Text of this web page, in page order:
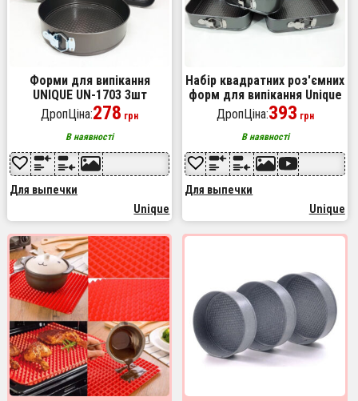
Форми для випікання
UNIQUE UN-1703 3шт
діаметр 24, 26, 28 см набір
форм для тортів бісквітів
кексів
ДропЦіна:278 грн
В наявності
Для выпечки
Unique
Набір квадратних роз'ємних
форм для випікання Unique
UN-1704 20/22/24 см
ДропЦіна:393 грн
В наявності
Для выпечки
Unique